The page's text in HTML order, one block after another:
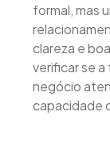
formal, mas
clareza e
verificar se
negócio
capacidade